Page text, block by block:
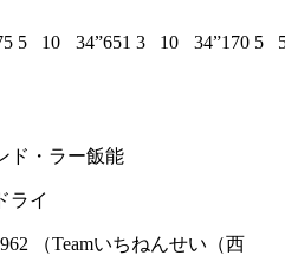
5 10 34”651 3 10 34”170 5
ド・ラー飯能
ライ
（Teamいちねんせい（西